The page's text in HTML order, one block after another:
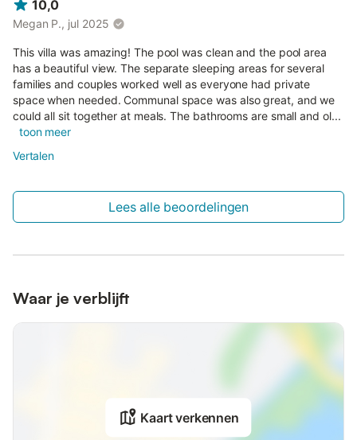
10,0
Megan P., jul 2025
This villa was amazing! The pool was clean and the pool area
has a beautiful view. The separate sleeping areas for several
families and couples worked well as everyone had private
space when needed. Communal space was also great, and we
could all sit together at meals. The bathrooms are small and ol...
toon meer
Vertalen
Lees alle beoordelingen
Waar je verblijft
Kaart verkennen